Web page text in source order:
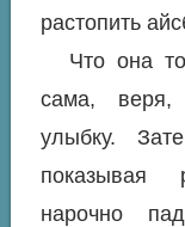
растопить
Что она
сама, веря,
улыбку.
показывая
нарочно